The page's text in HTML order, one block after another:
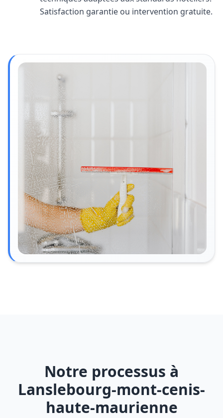
Satisfaction garantie ou intervention gratuite.
Notre processus à
Lanslebourg-mont-cenis-
haute-maurienne